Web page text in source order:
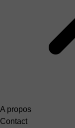
A propos
Contact